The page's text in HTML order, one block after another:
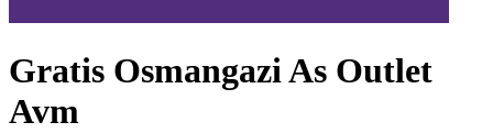
Gratis Osmangazi As Outlet
Avm